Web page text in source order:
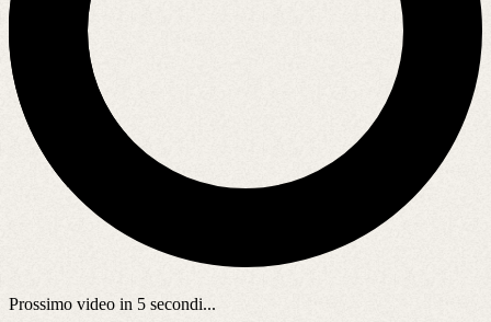
Prossimo video in 5 secondi...